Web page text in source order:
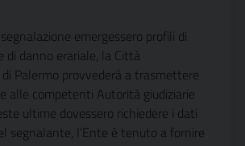
emergessero profili di
di danno erariale, la Città
Palermo provvederà a trasmettere
alle competenti Autorità giudiziarie
ultime dovessero richiedere i dati
segnalante, l’Ente è tenuto a fornire